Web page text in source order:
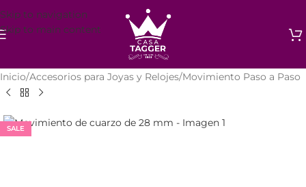
Skip to navigation
Skip to main content
Inicio/Accesorios para Joyas y Relojes/Movimiento Paso a Paso
SALE